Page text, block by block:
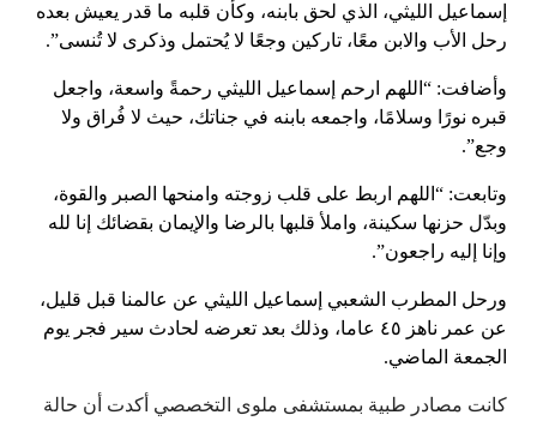
إسماعيل الليثي، الذي لحق بابنه، وكأن قلبه ما قدر يعيش بعده
رحل الأب والابن معًا، تاركين وجعًا لا يُحتمل وذكرى لا تُنسى”.
وأضافت: “اللهم ارحم إسماعيل الليثي رحمةً واسعة، واجعل
قبره نورًا وسلامًا، واجمعه بابنه في جناتك، حيث لا فُراق ولا
وجع”.
وتابعت: “اللهم اربط على قلب زوجته وامنحها الصبر والقوة،
وبدّل حزنها سكينة، واملأ قلبها بالرضا والإيمان بقضائك إنا لله
وإنا إليه راجعون”.
ورحل المطرب الشعبي إسماعيل الليثي عن عالمنا قبل قليل،
عن عمر ناهز ٤٥ عاما، وذلك بعد تعرضه لحادث سير فجر يوم
الجمعة الماضي.
كانت مصادر طبية بمستشفى ملوى التخصصي أكدت أن حالة